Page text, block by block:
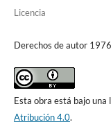
Licencia
Derechos de autor
Esta obra está bajo
Atribución 4.0.